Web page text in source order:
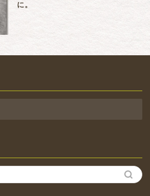
に。